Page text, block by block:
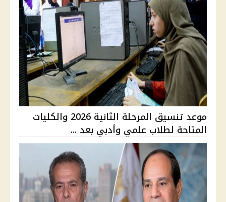
موعد تنسيق المرحلة الثانية 2026 والكليات
المتاحة لطلاب علمي وأدبي بعد ...